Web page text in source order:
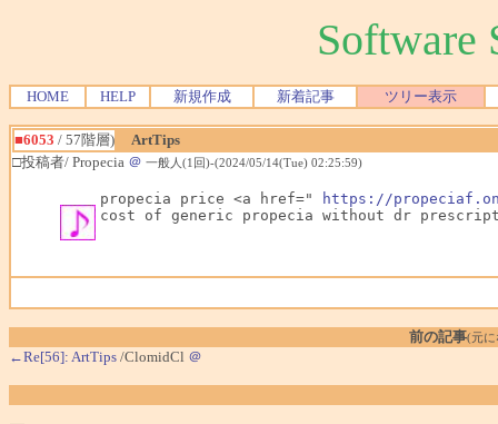
Software
HOME HELP 新規作成 新着記事 ツリー表示
■6053 / 57階層)
ArtTips
□投稿者/ Propecia ＠ 一般人(1回)-(2024/05/14(Tue) 02:25:59)
propecia price <a href="
https://
cost of generic propecia without dr
前の記事(元に
←Re[56]: ArtTips /ClomidCl ＠